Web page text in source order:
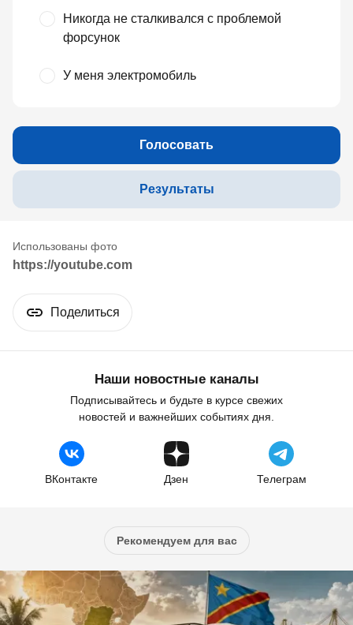
Никогда не сталкивался с проблемой
форсунок
У меня электромобиль
Голосовать
Результаты
https://youtube.com
Поделиться
Наши новостные каналы
Подписывайтесь и будьте в курсе свежих
новостей и важнейших событиях дня.
ВКонтакте Дзен Телеграм
Рекомендуем для вас